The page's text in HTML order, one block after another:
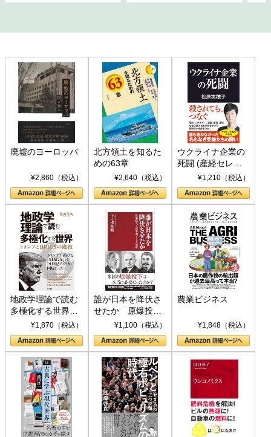
廃墟のヨーロッパ
¥2,860（税込）
北方領土を知るた
めの63章
¥2,640（税込）
ウクライナ企業の
死闘 (産経セレク
ト S 039)¥1,210（税込）
地政学理論で読む
多極化する世界：
トランプとBRICS
の挑戦
¥1,870（税込）
誰が日本を降伏さ
せたか 原爆投
下、ソ連参戦、そ
して聖断 (PHP新
書)
¥1,100（税込）
農業ビジネス
¥1,848（税込）